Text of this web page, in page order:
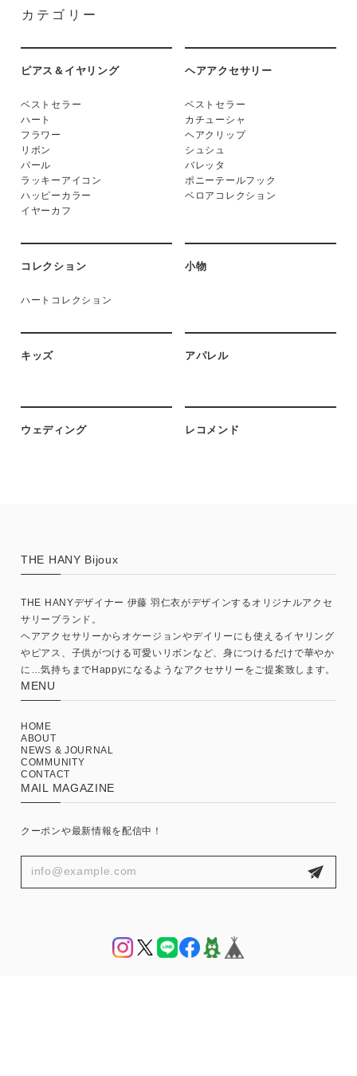
カテゴリー
ピアス＆イヤリング
ベストセラー
ハート
フラワー
リボン
パール
ラッキーアイコン
ハッピーカラー
イヤーカフ
ヘアアクセサリー
ベストセラー
カチューシャ
ヘアクリップ
シュシュ
バレッタ
ポニーテールフック
ベロアコレクション
コレクション
ハートコレクション
小物
キッズ アパレル
ウェディング レコメンド
THE HANY Bijoux
THE HANYデザイナー 伊藤 羽仁衣がデザインするオリジナルアクセ
サリーブランド。
ヘアアクセサリーからオケージョンやデイリーにも使えるイヤリング
やピアス、子供がつける可愛いリボンなど、身につけるだけで華やか
に…気持ちまでHappyになるようなアクセサリーをご提案致します。
MENU
HOME
ABOUT
NEWS & JOURNAL
COMMUNITY
CONTACT
MAIL MAGAZINE
クーポンや最新情報を配信中！